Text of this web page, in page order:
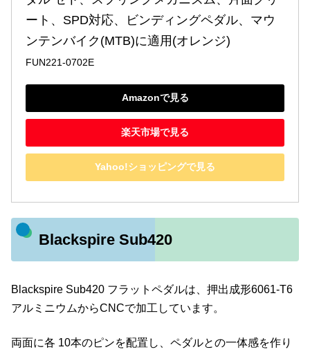
ート、SPD対応、ビンディングペダル、マウ
ンテンバイク(MTB)に適用(オレンジ)
FUN221-0702E
Amazonで見る
楽天市場で見る
Yahoo!ショッピングで見る
Blackspire Sub420
Blackspire Sub420 フラットペダルは、押出成形6061-T6
アルミニウムからCNCで加工しています。
両面に各 10本のピンを配置し、ペダルとの一体感を作り